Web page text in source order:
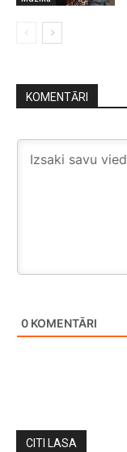
KOMENTĀRI
0 KOMENTĀRI
CITI LASA